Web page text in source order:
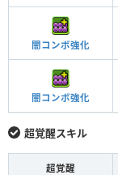
闇コンボ強化
闇コンボ強化
超覚醒スキル
超覚醒